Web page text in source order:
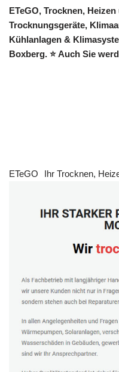
ETeGO, Trocknen,
Trocknungsgeräte,
Kühlanlagen &
Boxberg. ⭐ Auch Sie
ETeGO Ihr Trocknen,